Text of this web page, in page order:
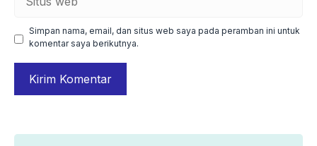
web
Simpan nama, email, dan situs web saya pada peramban ini untuk
komentar saya berikutnya.